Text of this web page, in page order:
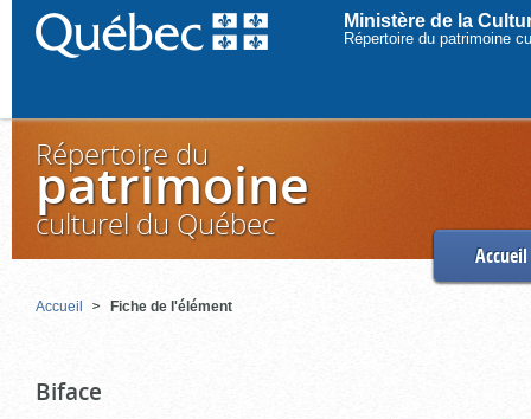
Ministère de la
Répertoire du patrimoine
Répertoire du
patrimoine
culturel du Québec
Accueil
Accueil Fiche de l'élément
Biface